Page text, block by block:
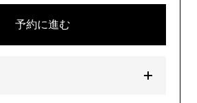
予約に進む